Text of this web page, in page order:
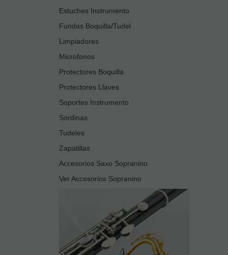
Estuches Instrumento
Fundas Boquilla/Tudel
Limpiadores
Microfonos
Protectores Boquilla
Protectores Llaves
Soportes Instrumento
Sordinas
Tudeles
Zapatillas
Accesorios Saxo Sopranino
Ver Accesorios Sopranino